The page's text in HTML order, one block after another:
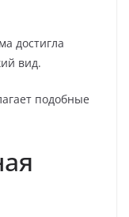
достигла
вид.
подобные